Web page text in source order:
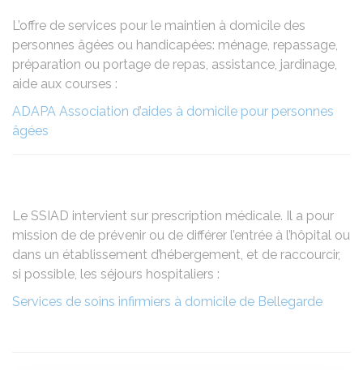
L’offre de services pour le maintien à domicile des
personnes âgées ou handicapées: ménage, repassage,
préparation ou portage de repas, assistance, jardinage,
aide aux courses :
ADAPA Association d’aides à domicile pour personnes
âgées
Le SSIAD intervient sur prescription médicale. Il a pour
mission de de prévenir ou de différer l’entrée à l’hôpital ou
dans un établissement d’hébergement, et de raccourcir,
si possible, les séjours hospitaliers :
Services de soins infirmiers à domicile de Bellegarde